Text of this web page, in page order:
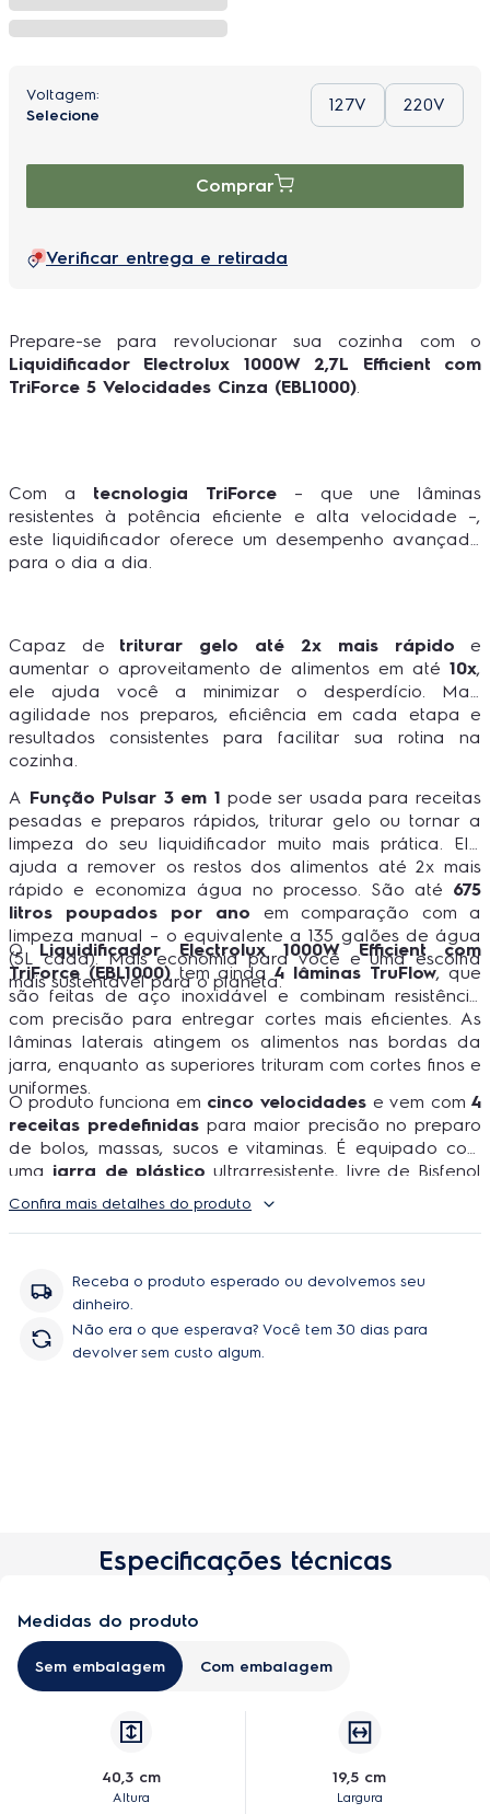
127V 220V
Comprar
Verificar entrega e retirada
Prepare-se para revolucionar sua cozinha com o
Liquidificador Electrolux 1000W 2,7L Efficient com
TriForce 5 Velocidades Cinza (EBL1000).
Com a tecnologia TriForce – que une lâminas
resistentes à potência eficiente e alta velocidade –,
este liquidificador oferece um desempenho avançado
para o dia a dia.
Capaz de triturar gelo até 2x mais rápido e
aumentar o aproveitamento de alimentos em até 10x,
ele ajuda você a minimizar o desperdício. Mais
agilidade nos preparos, eficiência em cada etapa e
resultados consistentes para facilitar sua rotina na
cozinha.
A Função Pulsar 3 em 1 pode ser usada para receitas
pesadas e preparos rápidos, triturar gelo ou tornar a
limpeza do seu liquidificador muito mais prática. Ela
ajuda a remover os restos dos alimentos até 2x mais
rápido e economiza água no processo. São até 675
litros poupados por ano em comparação com a
limpeza manual – o equivalente a 135 galões de água
(5L cada). Mais economia para você e uma escolha
mais sustentável para o planeta.
O Liquidificador Electrolux 1000W Efficient com
TriForce (EBL1000) tem ainda 4 lâminas TruFlow, que
são feitas de aço inoxidável e combinam resistência
com precisão para entregar cortes mais eficientes. As
lâminas laterais atingem os alimentos nas bordas da
jarra, enquanto as superiores trituram com cortes finos e
uniformes.
O produto funciona em cinco velocidades e vem com 4
receitas predefinidas para maior precisão no preparo
de bolos, massas, sucos e vitaminas. É equipado com
uma jarra de plástico ultrarresistente, livre de Bisfenol
A, com design ergonômico e uma generosa
capacidade total de 2,7 litros.
Confira mais detalhes do produto
Receba o produto esperado ou devolvemos seu
dinheiro.
Não era o que esperava? Você tem 30 dias para
devolver sem custo algum.
Especificações técnicas
Medidas do produto
Sem embalagem Com embalagem
40,3 cm
Altura
19,5 cm
Largura